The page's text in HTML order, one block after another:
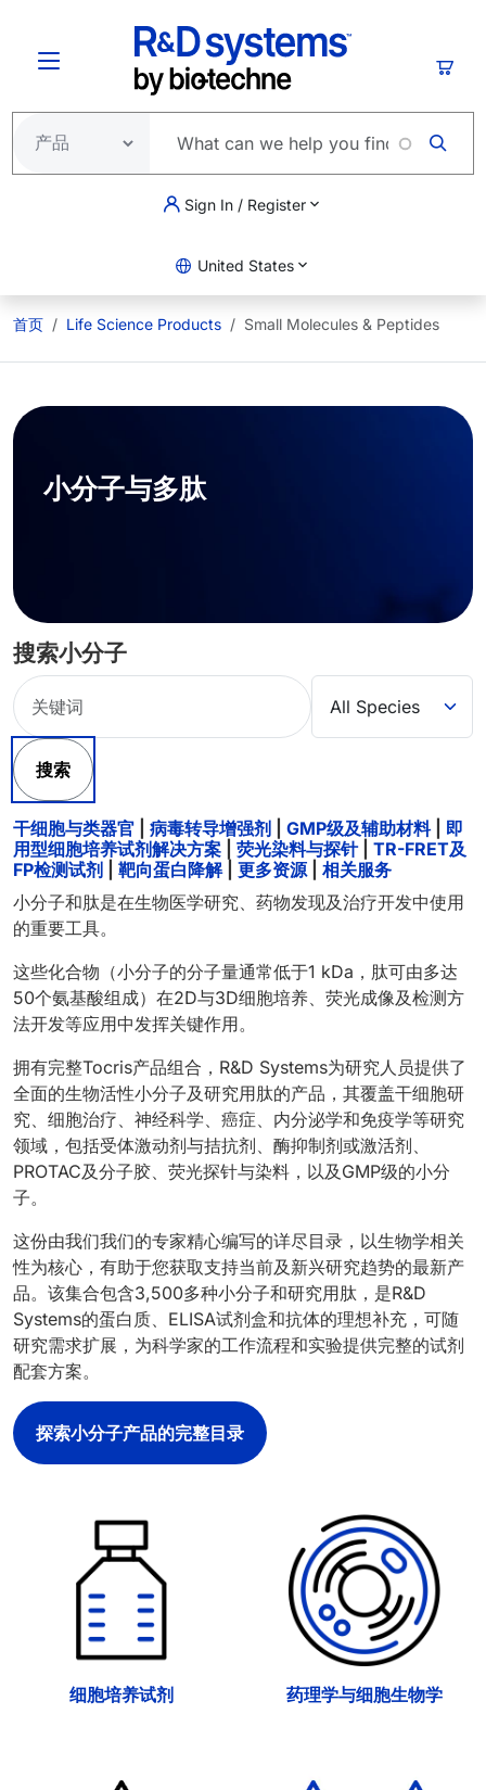
Sign In / Register
United States
首页 Life Science Products Small Molecules & Peptides
小分子与多肽
搜索小分子
搜索
干细胞与类器官 病毒转导增强剂 GMP级及辅助材料| 即
用型细胞培养试剂解决方案
荧光染料与探针| TR-FRET及
FP检测试剂
靶向蛋白降解| 更多资源| 相关服务
小分子和肽是在生物医学研究、药物发现及治疗开发中使用
的重要工具。
这些化合物（小分子的分子量通常低于1 kDa，肽可由多达
50个氨基酸组成）在2D与3D细胞培养、荧光成像及检测方
法开发等应用中发挥关键作用。
拥有完整Tocris产品组合，R&D Systems为研究人员提供了
全面的生物活性小分子及研究用肽的产品，其覆盖干细胞研
究、细胞治疗、神经科学、癌症、内分泌学和免疫学等研究
领域，包括受体激动剂与拮抗剂、酶抑制剂或激活剂、
PROTAC及分子胶、荧光探针与染料，以及GMP级的小分
子。
这份由我们我们的专家精心编写的详尽目录，以生物学相关
性为核心，有助于您获取支持当前及新兴研究趋势的最新产
品。该集合包含3,500多种小分子和研究用肽，是R&D
Systems的蛋白质、ELISA试剂盒和抗体的理想补充，可随
研究需求扩展，为科学家的工作流程和实验提供完整的试剂
配套方案。
探索小分子产品的完整目录
细胞培养试剂 药理学与细胞生物学